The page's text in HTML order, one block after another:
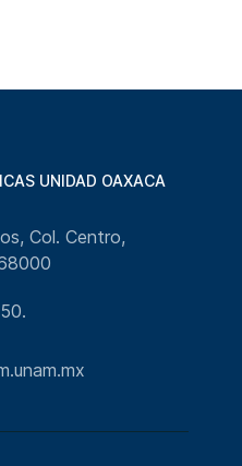
UNIDAD OAXACA
Col. Centro,